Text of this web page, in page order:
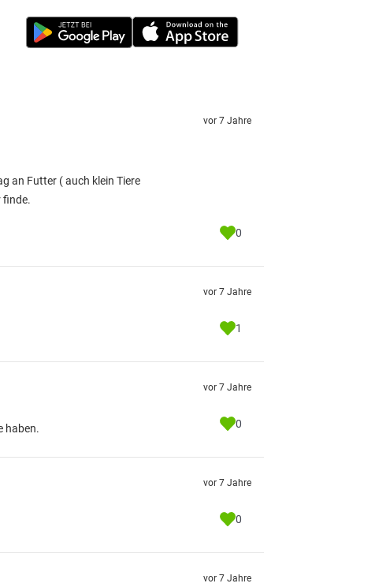
an Futter ( auch klein Tiere
finde.
vor 7 Jahre
0
vor 7 Jahre
1
haben.
vor 7 Jahre
0
vor 7 Jahre
0
vor 7 Jahre